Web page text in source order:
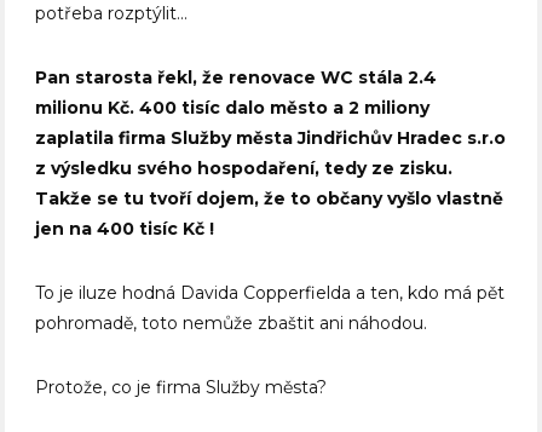
potřeba rozptýlit…
Pan starosta řekl, že renovace WC stála 2.4
milionu Kč. 400 tisíc dalo město a 2 miliony
zaplatila firma Služby města Jindřichův Hradec s.r.o
z výsledku svého hospodaření, tedy ze zisku.
Takže se tu tvoří dojem, že to občany vyšlo vlastně
jen na 400 tisíc Kč !
To je iluze hodná Davida Copperfielda a ten, kdo má pět
pohromadě, toto nemůže zbaštit ani náhodou.
Protože, co je firma Služby města?